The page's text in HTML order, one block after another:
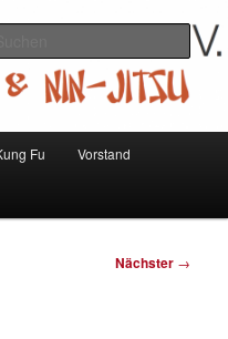
Fu Vorstand
Nächster →